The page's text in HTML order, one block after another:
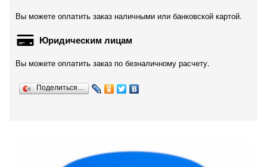
Вы можете оплатить заказ наличными или банковской картой.
Юридическим лицам
Вы можете оплатить заказ по безналичному расчету.
Поделиться…